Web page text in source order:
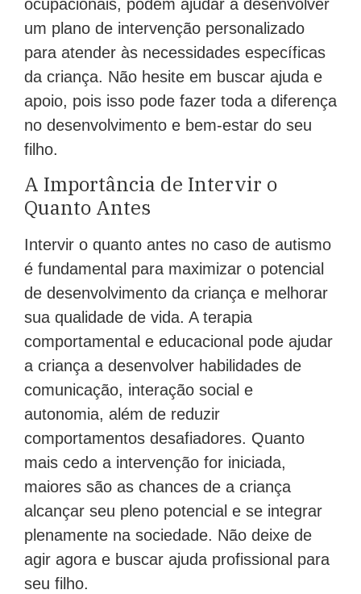
ocupacionais, podem ajudar a desenvolver
um plano de intervenção personalizado
para atender às necessidades específicas
da criança. Não hesite em buscar ajuda e
apoio, pois isso pode fazer toda a diferença
no desenvolvimento e bem-estar do seu
filho.
A Importância de Intervir o
Quanto Antes
Intervir o quanto antes no caso de autismo
é fundamental para maximizar o potencial
de desenvolvimento da criança e melhorar
sua qualidade de vida. A terapia
comportamental e educacional pode ajudar
a criança a desenvolver habilidades de
comunicação, interação social e
autonomia, além de reduzir
comportamentos desafiadores. Quanto
mais cedo a intervenção for iniciada,
maiores são as chances de a criança
alcançar seu pleno potencial e se integrar
plenamente na sociedade. Não deixe de
agir agora e buscar ajuda profissional para
seu filho.